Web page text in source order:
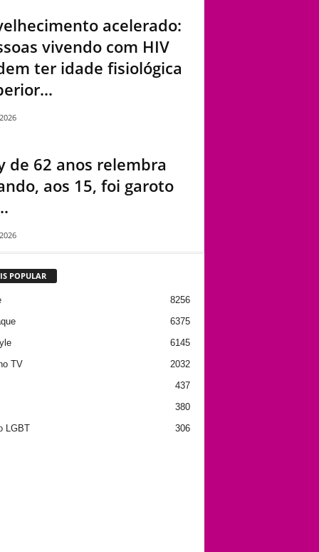
acelerado:
vivendo com HIV
ter idade fisiológica
de 62 anos relembra
aos 15, foi garoto
POPULAR
8256
6375
6145
TV
2032
437
380
LGBT
306